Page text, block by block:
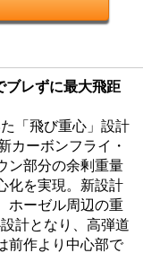
ブレずに最大飛距
「飛び重心」設計
カーボンフライ・
ン部分の余剰重量
化を実現。新設計
ホーゼル周辺の重
計となり、高弾道
前作より中心部で